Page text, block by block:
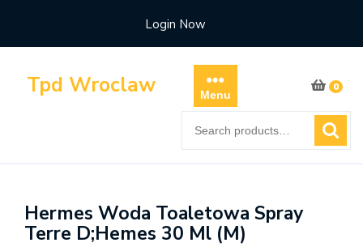
content
Login Now
Tpd Wroclaw Menu
0
for:
Hermes Woda Toaletowa Spray
Terre D;Hemes 30 Ml (M)